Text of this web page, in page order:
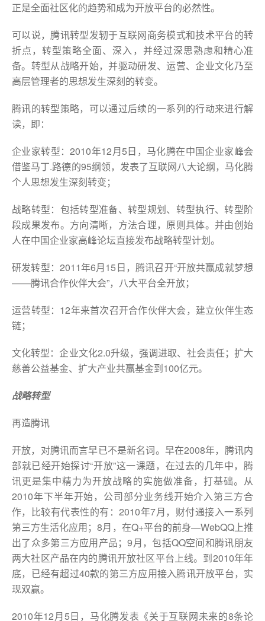
正是全面社区化的趋势和成为开放平台的必然性。
可以说，腾讯转型发轫于互联网商务模式和技术平台的转
折点，转型策略全面、深入，并经过深思熟虑和精心准
备。转型从战略开始，并驱动研发、运营、企业文化乃至
高层管理者的思想发生深刻的转变。
腾讯的转型策略，可以通过后续的一系列的行动来进行解
读，即：
企业家转型：2010年12月5日，马化腾在中国企业家峰会
借鉴马丁.路德的95纲领，发表了互联网八大论纲，马化腾
个人思想发生深刻转变；
战略转型：包括转型准备、转型规划、转型执行、转型阶
段成果发布。方向清晰，方法合理，原则具体。并由创始
人在中国企业家高峰论坛直接发布战略转型计划。
研发转型：2011年6月15日，腾讯召开“开放共赢成就梦想
——腾讯合作伙伴大会”，八大平台全开放；
运营转型：12年来首次召开合作伙伴大会，建立伙伴生态
链；
文化转型：企业文化2.0升级，强调进取、社会责任；扩大
慈善公益基金、扩大产业共赢基金到100亿元。
战略转型
再造腾讯
开放，对腾讯而言早已不是新名词。早在2008年，腾讯内
部就已经开始探讨“开放”这一课题，在过去的几年中，腾
讯更是集中精力为开放战略的实施做准备，打基础。从
2010年下半年开始，公司部分业务线开始介入第三方合
作，比较有代表性的有：2010年7月，财付通接入一系列
第三方生活化应用；8月，在Q+平台的前身—WebQQ上推
出了众多第三方应用产品；9月，包括QQ空间和腾讯朋友
两大社区产品在内的腾讯开放社区平台上线。到2010年年
底，已经有超过40款的第三方应用接入腾讯开放平台，实
现双赢。
2010年12月5日，马化腾发表《关于互联网未来的8条论